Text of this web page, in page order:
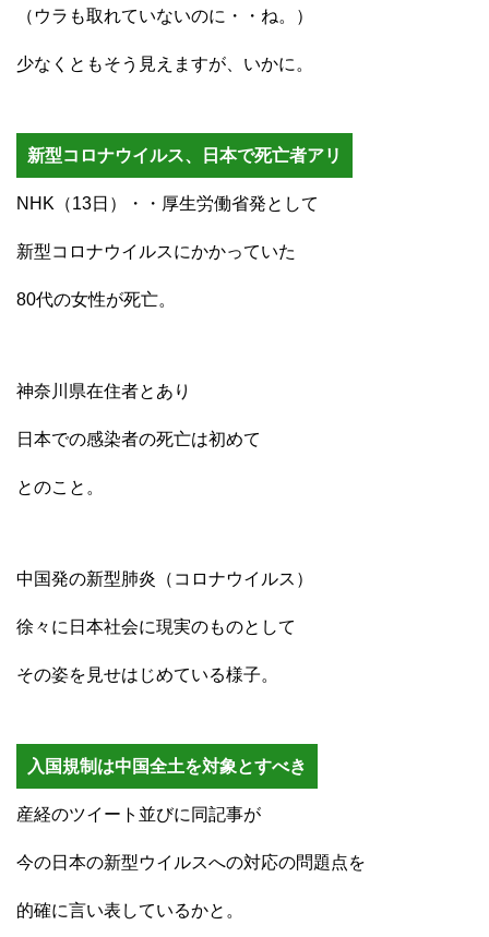
（ウラも取れていないのに・・ね。）
少なくともそう見えますが、いかに。
新型コロナウイルス、日本で死亡者アリ
NHK（13日）・・厚生労働省発として
新型コロナウイルスにかかっていた
80代の女性が死亡。
神奈川県在住者とあり
日本での感染者の死亡は初めて
とのこと。
中国発の新型肺炎（コロナウイルス）
徐々に日本社会に現実のものとして
その姿を見せはじめている様子。
入国規制は中国全土を対象とすべき
産経のツイート並びに同記事が
今の日本の新型ウイルスへの対応の問題点を
的確に言い表しているかと。